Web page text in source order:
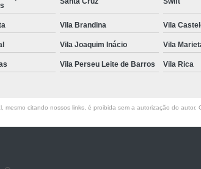
Vila Brandina Vila
Vila Joaquim Inácio Vila
Vila Perseu Leite de Barros Vila Rica
citando nossos links, é proibida sem a autorização do